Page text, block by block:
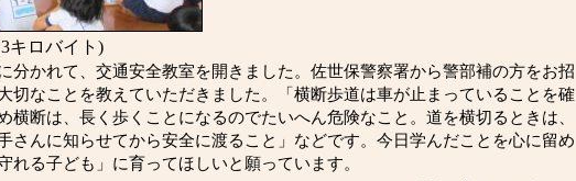
キロバイト)
分かれて、交通安全教室を開きました。佐世保警察署から警部補の方をお招
切なことを教えていただきました。「横断歩道は車が止まっていることを確
横断は、長く歩くことになるのでたいへん危険なこと。道を横切るときは、
さんに知らせてから安全に渡ること」などです。今日学んだことを心に留め
れる子ども」に育ってほしいと願っています。